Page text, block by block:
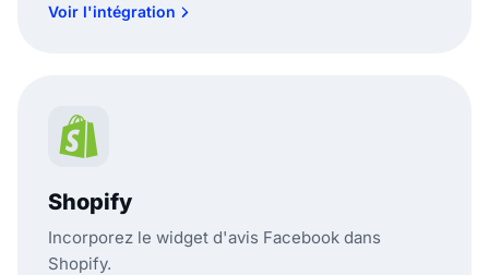
Voir l'intégration
Shopify
Incorporez le widget d'avis Facebook dans
Shopify.